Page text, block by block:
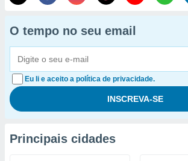
O tempo no seu email
Eu li e aceito a política de privacidade.
Principais cidades